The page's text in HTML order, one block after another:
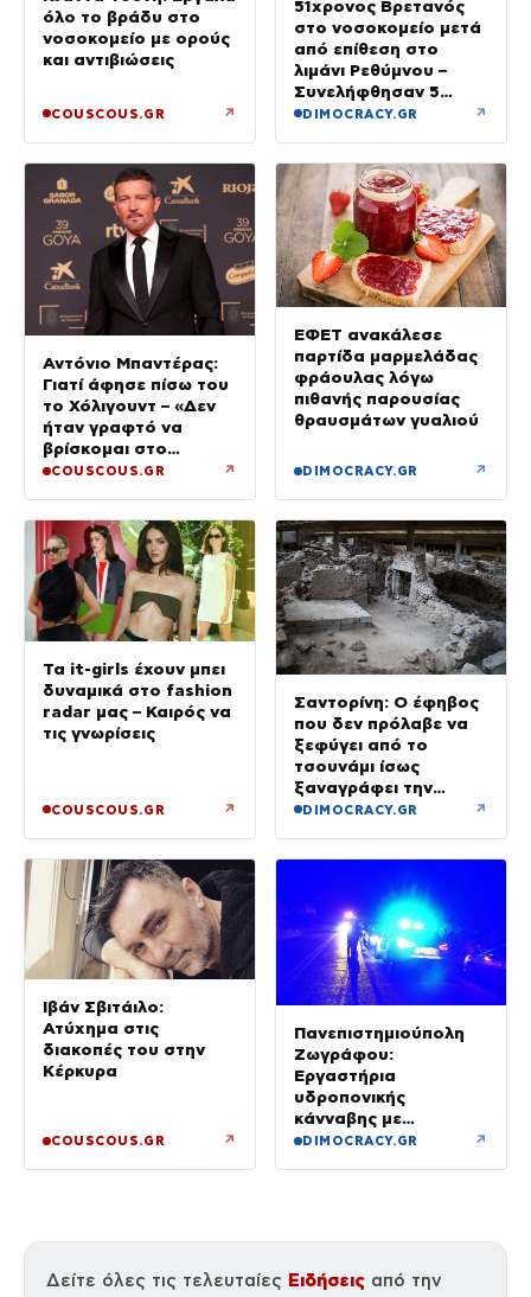
όλο το βράδυ στο
νοσοκομείο με ορούς
και αντιβιώσεις
COUSCOUS.GR ↗
51χρονος Βρετανός
στο νοσοκομείο μετά
από επίθεση στο
λιμάνι Ρεθύμνου –
Συνελήφθησαν 5
άτομα
DIMOCRACY.GR ↗
Αντόνιο Μπαντέρας:
Γιατί άφησε πίσω του
το Χόλιγουντ – «Δεν
ήταν γραφτό να
βρίσκομαι στο
Μαλιμπού, αλλά στη
COUSCOUS.GR ↗
ΕΦΕΤ ανακάλεσε
παρτίδα μαρμελάδας
φράουλας λόγω
πιθανής παρουσίας
θραυσμάτων γυαλιού
DIMOCRACY.GR ↗
Τα it-girls έχουν μπει
δυναμικά στο fashion
radar μας – Καιρός να
τις γνωρίσεις
COUSCOUS.GR ↗
Σαντορίνη: Ο έφηβος
που δεν πρόλαβε να
ξεφύγει από το
τσουνάμι ίσως
ξαναγράφει την
ιστορία της μινωικής
DIMOCRACY.GR ↗
Ιβάν Σβιτάιλο:
Ατύχημα στις
διακοπές του στην
Κέρκυρα
COUSCOUS.GR ↗
Πανεπιστημιούπολη
Ζωγράφου:
Εργαστήρια
υδροπονικής
κάνναβης με
προσδοκώμενο
DIMOCRACY.GR ↗
Δείτε όλες τις τελευταίες Ειδήσεις από την